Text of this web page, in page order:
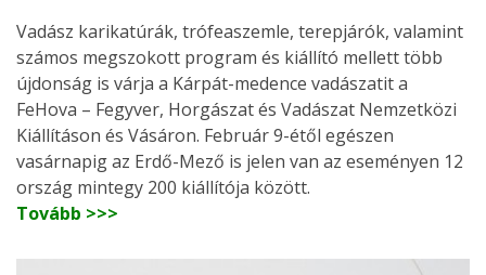
Vadász karikatúrák, trófeaszemle, terepjárók, valamint
számos megszokott program és kiállító mellett több
újdonság is várja a Kárpát-medence vadászatit a
FeHova – Fegyver, Horgászat és Vadászat Nemzetközi
Kiállításon és Vásáron. Február 9-étől egészen
vasárnapig az Erdő-Mező is jelen van az eseményen 12
ország mintegy 200 kiállítója között.
Tovább >>>